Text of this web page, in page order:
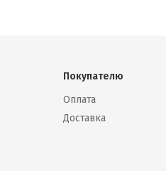
Покупателю
Оплата
Доставка